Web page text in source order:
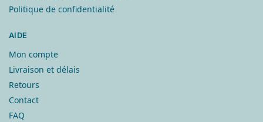
Politique de confidentialité
AIDE
Mon compte
Livraison et délais
Retours
Contact
FAQ